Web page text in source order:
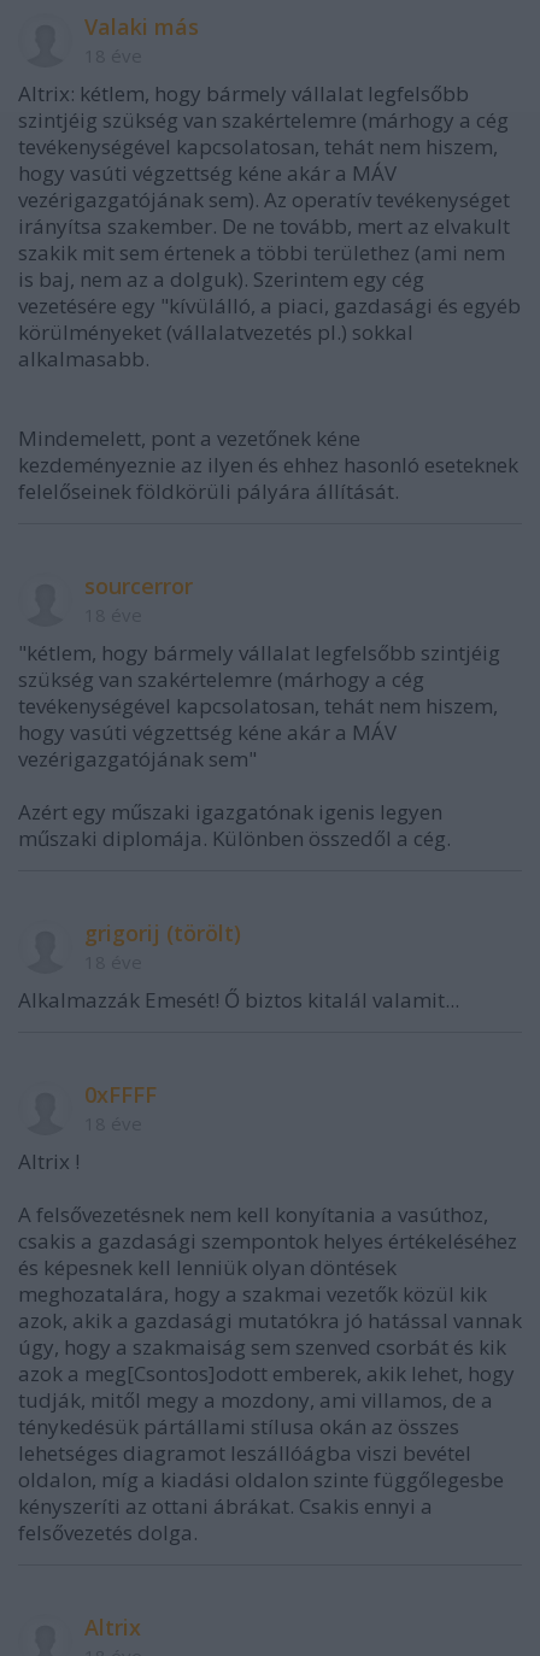
Valaki más
Altrix: kétlem, hogy bármely vállalat legfelsőbb
szintjéig szükség van szakértelemre (márhogy a cég
tevékenységével kapcsolatosan, tehát nem hiszem,
hogy vasúti végzettség kéne akár a MÁV
vezérigazgatójának sem). Az operatív tevékenységet
irányítsa szakember. De ne tovább, mert az elvakult
szakik mit sem értenek a többi területhez (ami nem
is baj, nem az a dolguk). Szerintem egy cég
vezetésére egy "kívülálló, a piaci, gazdasági és egyéb
körülményeket (vállalatvezetés pl.) sokkal
alkalmasabb.
Mindemelett, pont a vezetőnek kéne
kezdeményeznie az ilyen és ehhez hasonló eseteknek
felelőseinek földkörüli pályára állítását.
sourcerror
"kétlem, hogy bármely vállalat legfelsőbb szintjéig
szükség van szakértelemre (márhogy a cég
tevékenységével kapcsolatosan, tehát nem hiszem,
hogy vasúti végzettség kéne akár a MÁV
vezérigazgatójának sem"
Azért egy műszaki igazgatónak igenis legyen
műszaki diplomája. Különben összedől a cég.
grigorij (törölt)
Alkalmazzák Emesét! Ő biztos kitalál valamit...
0xFFFF
Altrix !
A felsővezetésnek nem kell konyítania a vasúthoz,
csakis a gazdasági szempontok helyes értékeléséhez
és képesnek kell lenniük olyan döntések
meghozatalára, hogy a szakmai vezetők közül kik
azok, akik a gazdasági mutatókra jó hatással vannak
úgy, hogy a szakmaiság sem szenved csorbát és kik
azok a meg[Csontos]odott emberek, akik lehet, hogy
tudják, mitől megy a mozdony, ami villamos, de a
ténykedésük pártállami stílusa okán az összes
lehetséges diagramot leszállóágba viszi bevétel
oldalon, míg a kiadási oldalon szinte függőlegesbe
kényszeríti az ottani ábrákat. Csakis ennyi a
felsővezetés dolga.
Altrix